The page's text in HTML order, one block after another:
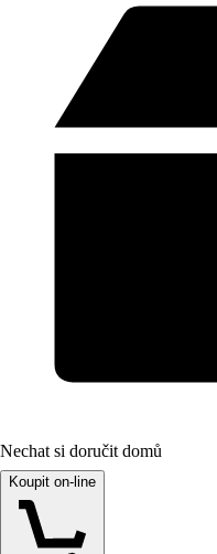
Nechat si doručit domů
Koupit on-line